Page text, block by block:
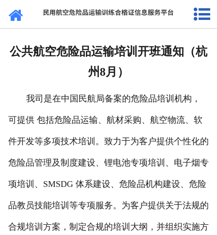
网站首页
民航要闻
关于我们
公共航空危险品运输培训开班通知（杭
州8月）
我司是在中国民航局备案的危险品培训机构，
可提供 包括危险品运输、航材采购、航空物流、软
件开发等多项技术培训。致力于为客户提供个性化的
危险品管理及制度建设、锂电池专项培训、电子烟专
项培训、SMSDG 体系建设、危险品机构建设、危险
品教员技能培训等专项服务。为客户提供关于法规的
合规培训方案，制定合规的培训大纲，并组织实施方